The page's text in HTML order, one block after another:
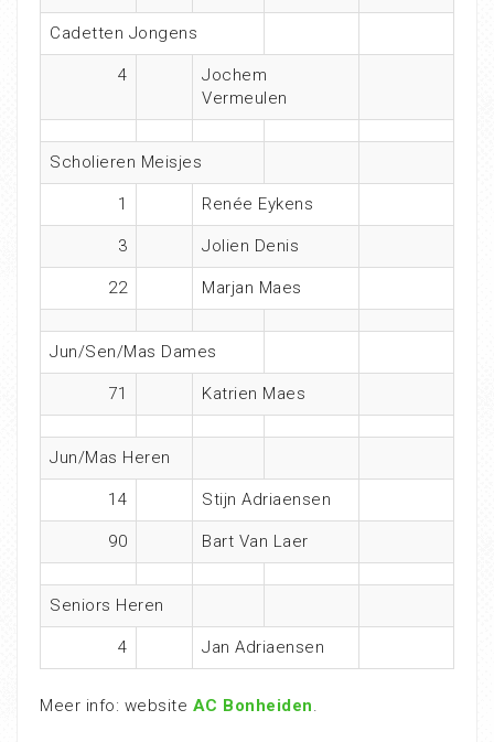
Cadetten Jongens
4
Jochem
Vermeulen
Scholieren Meisjes
1 Renée Eykens
3 Jolien Denis
22 Marjan Maes
Jun/Sen/Mas Dames
71 Katrien Maes
Jun/Mas Heren
14 Stijn Adriaensen
90 Bart Van Laer
Seniors Heren
4 Jan Adriaensen
Meer info: website AC Bonheiden.